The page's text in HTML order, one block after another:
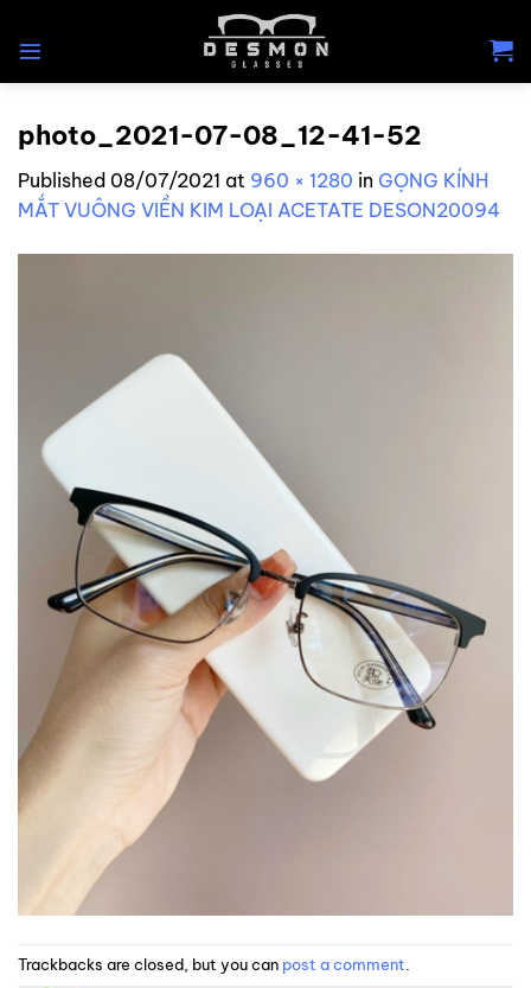
photo_2021-07-08_12-41-52
Published 08/07/2021 at 960 × 1280 in GỌNG KÍNH
MẮT VUÔNG VIỀN KIM LOẠI ACETATE DESON20094
Trackbacks are closed, but you can post a comment